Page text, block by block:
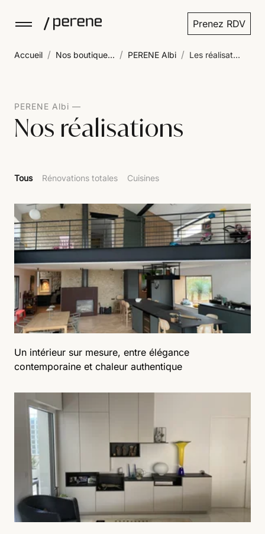
Prenez RDV
Accueil / Nos boutique... / PERENE Albi / Les réalisat...
PERENE Albi
Nos réalisations
Tous Rénovations totales Cuisines
Un intérieur sur mesure, entre élégance
contemporaine et chaleur authentique